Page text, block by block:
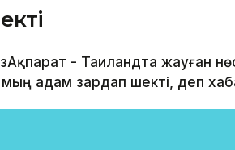
- Таиландта жауған
адам зардап шекті, деп